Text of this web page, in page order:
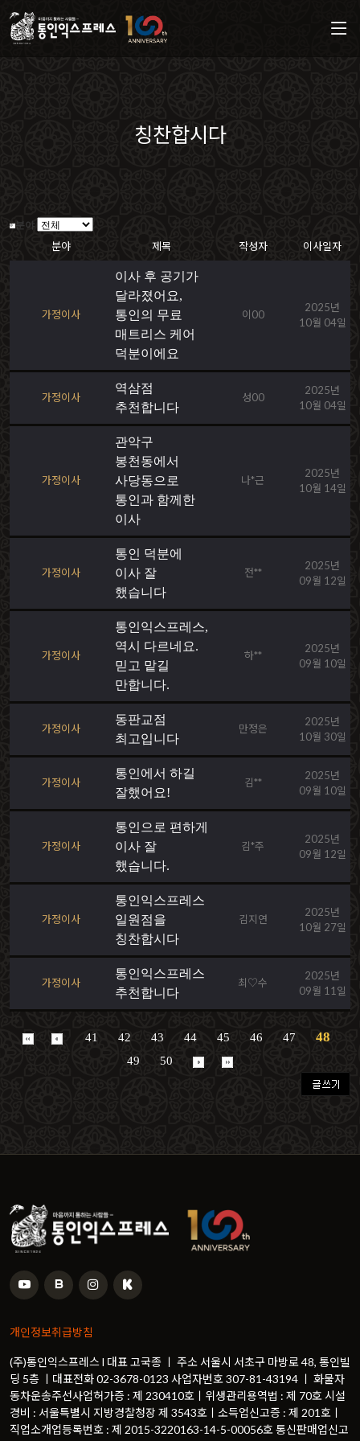
칭찬합시다
분야
분야 제목 작성자 이사일자
가정이사
이사 후 공기가
달라졌어요,
통인의 무료
매트리스 케어
덕분이에요
이00
2025년
10월 04일
가정이사
역삼점
추천합니다
성00
2025년
10월 04일
가정이사
관악구
봉천동에서
사당동으로
통인과 함께한
이사
나*근
2025년
10월 14일
가정이사
통인 덕분에
이사 잘
했습니다
전**
2025년
09월 12일
가정이사
통인익스프레스,
역시 다르네요.
믿고 맡길
만합니다.
하**
2025년
09월 10일
가정이사
동판교점
최고입니다
만정은
2025년
10월 30일
가정이사
통인에서 하길
잘했어요!
김**
2025년
09월 10일
가정이사
통인으로 편하게
이사 잘
했습니다.
김*주
2025년
09월 12일
가정이사
통인익스프레스
일원점을
칭찬합시다
김지연
2025년
10월 27일
가정이사
통인익스프레스
추천합니다
최♡수
2025년
09월 11일
41 42 43 44 45 46 47 48
49 50
개인정보취급방침
(주)통인익스프레스 l 대표 고국종 ㅣ 주소 서울시 서초구 마방로 48, 통인빌
딩 5층 ㅣ대표전화 02-3678-0123 사업자번호 307-81-43194 ㅣ 화물자
동차운송주선사업허가증 : 제 230410호ㅣ위생관리용역법 : 제 70호 시설
경비 : 서울특별시 지방경찰청장 제 3543호ㅣ소득업신고증 : 제 201호ㅣ
직업소개업등록번호 : 제 2015-3220163-14-5-00056호 통신판매업신고